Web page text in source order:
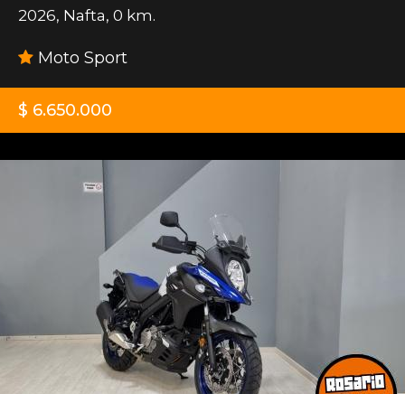
2026, Nafta, 0 km.
Moto Sport
$ 6.650.000